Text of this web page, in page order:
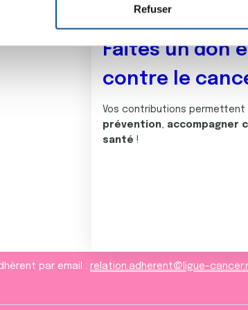
de publicité et d'analyse, qui peuvent
ont collectées lors de votre utilisation de leurs
Refuser
Faites un don
contre le
Vos contributions permettent
prévention, accompagner
santé !
par email : relation.adherent@ligue-